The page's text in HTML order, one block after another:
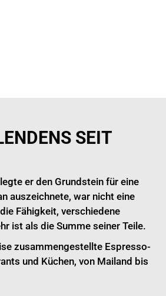
SEIT
er den Grundstein für eine
auszeichnete, war nicht eine
Fähigkeit, verschiedene
ist als die Summe seiner Teile.
zusammengestellte Espresso-
und Küchen, von Mailand bis